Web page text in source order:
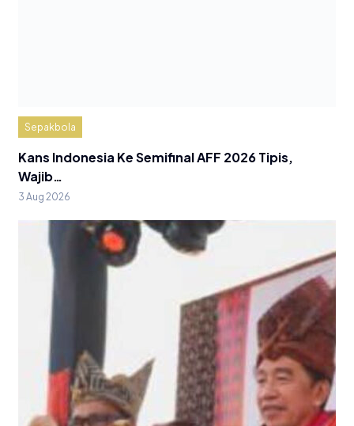
Sepakbola
Kans Indonesia Ke Semifinal AFF 2026 Tipis,
Wajib…
3 Aug 2026